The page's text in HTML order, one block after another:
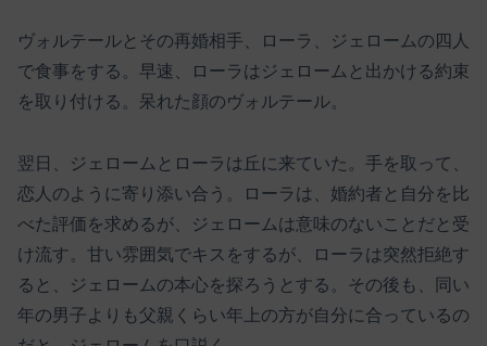
ヴォルテールとその再婚相手、ローラ、ジェロームの四人
で食事をする。早速、ローラはジェロームと出かける約束
を取り付ける。呆れた顔のヴォルテール。
翌日、ジェロームとローラは丘に来ていた。手を取って、
恋人のように寄り添い合う。ローラは、婚約者と自分を比
べた評価を求めるが、ジェロームは意味のないことだと受
け流す。甘い雰囲気でキスをするが、ローラは突然拒絶す
ると、ジェロームの本心を探ろうとする。その後も、同い
年の男子よりも父親くらい年上の方が自分に合っているの